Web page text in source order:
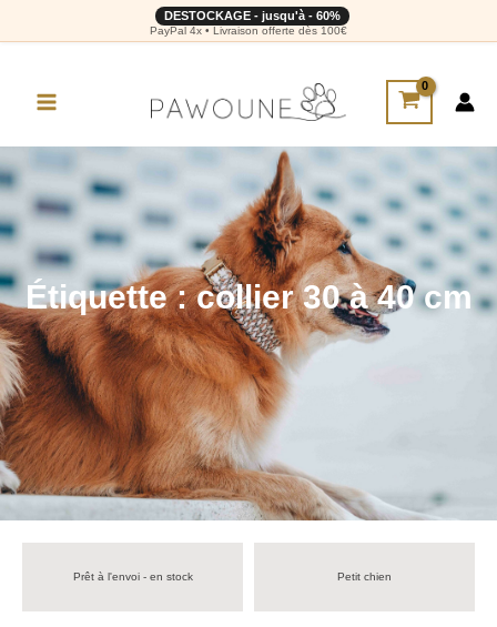
DESTOCKAGE - jusqu'à - 60%
PayPal 4x • Livraison offerte dès 100€
Étiquette : collier 30 à 40 cm
Prêt à l'envoi - en stock Petit chien